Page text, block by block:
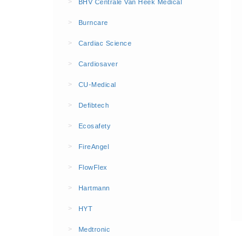
BHV kasten (0)
Evacuatie - Zaklampen (0)
Kleding - Hesjes (0)
Brandblusmiddelen
Schuimblussers (6)
Brandmelders
CO melders (2)
BHV Centrale Van Heek Medical
> Burncare
> Cardiac Science
> Cardiosaver
> CU-Medical
> Defibtech
> Ecosafety
> FireAngel
> FlowFlex
> Hartmann
> HYT
> Medtronic